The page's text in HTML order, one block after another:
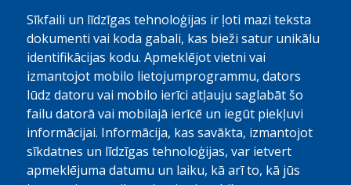
1 km OpenStreetMap contributors
Sīkfaili un līdzīgas tehnoloģijas ir ļoti mazi teksta
dokumenti vai koda gabali, kas bieži satur unikālu
identifikācijas kodu. Apmeklējot vietni vai
izmantojot mobilo lietojumprogrammu, dators
lūdz datoru vai mobilo ierīci atļauju saglabāt šo
failu datorā vai mobilajā ierīcē un iegūt piekļuvi
informācijai. Informācija, kas savākta, izmantojot
sīkdatnes un līdzīgas tehnoloģijas, var ietvert
apmeklējuma datumu un laiku, kā arī to, kā jūs